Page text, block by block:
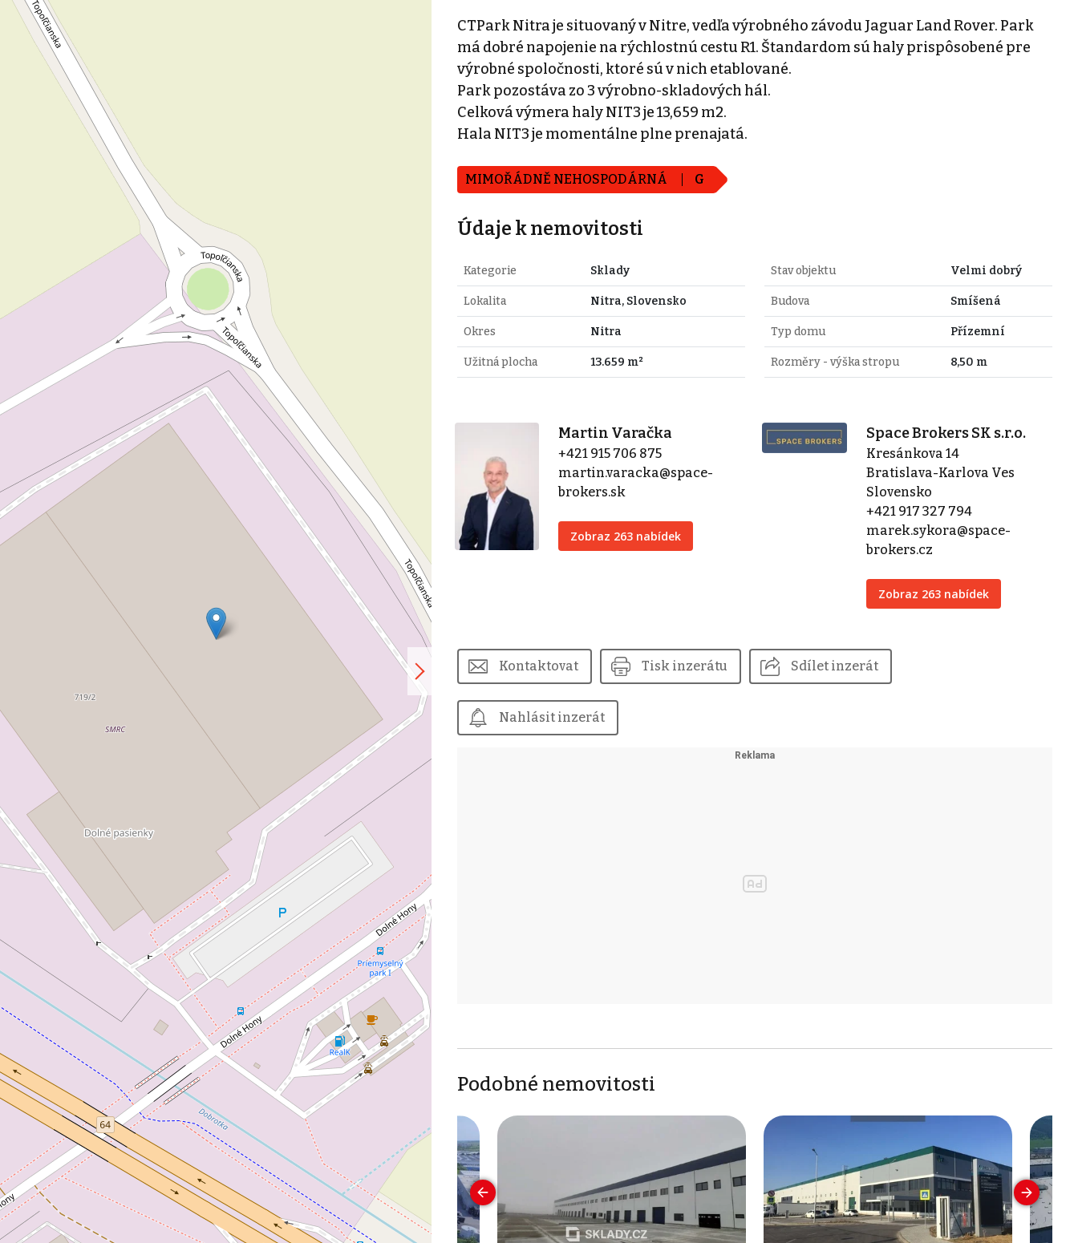
CTPark Nitra je situovaný v Nitre, vedľa výrobného závodu Jaguar Land Rover. Park
má dobré napojenie na rýchlostnú cestu R1. Štandardom sú haly prispôsobené pre
výrobné spoločnosti, ktoré sú v nich etablované.
Park pozostáva zo 3 výrobno-skladových hál.
Celková výmera haly NIT3 je 13,659 m2.
Hala NIT3 je momentálne plne prenajatá.
MIMOŘÁDNĚ NEHOSPODÁRNÁ G
Údaje k nemovitosti
Kategorie Sklady
Lokalita Nitra, Slovensko
Okres Nitra
Užitná plocha 13.659 m²
Stav objektu Velmi dobrý
Budova Smíšená
Typ domu Přízemní
Rozměry - výška stropu 8,50 m
Martin Varačka
+421 915 706 875
martin.varacka@space-
brokers.sk
Zobraz 263 nabídek
Space Brokers SK s.r.o.
Kresánkova 14
Bratislava-Karlova Ves
Slovensko
+421 917 327 794
marek.sykora@space-
brokers.cz
Zobraz 263 nabídek
Kontaktovat Tisk inzerátu Sdílet inzerát
Nahlásit inzerát
Podobné nemovitosti